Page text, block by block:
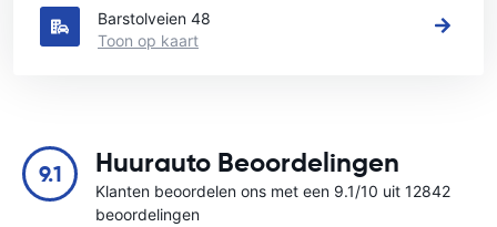
Barstolveien 48
Toon op kaart
9.1 Huurauto Beoordelingen
Klanten beoordelen ons met een 9.1/10 uit 12842
beoordelingen